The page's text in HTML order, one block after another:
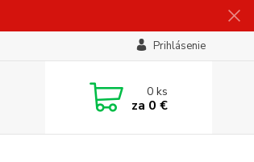
Prihlásenie
0ks
za 0 €